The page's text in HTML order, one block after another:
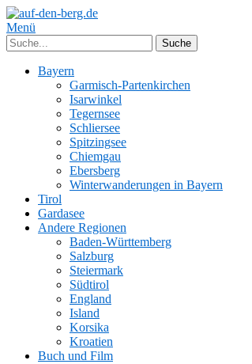
Menü
Bayern
Garmisch-Partenkirchen
Isarwinkel
Tegernsee
Schliersee
Spitzingsee
Chiemgau
Ebersberg
Winterwanderungen in Bayern
Tirol
Gardasee
Andere Regionen
Baden-Württemberg
Salzburg
Steiermark
Südtirol
England
Island
Korsika
Kroatien
Buch und Film